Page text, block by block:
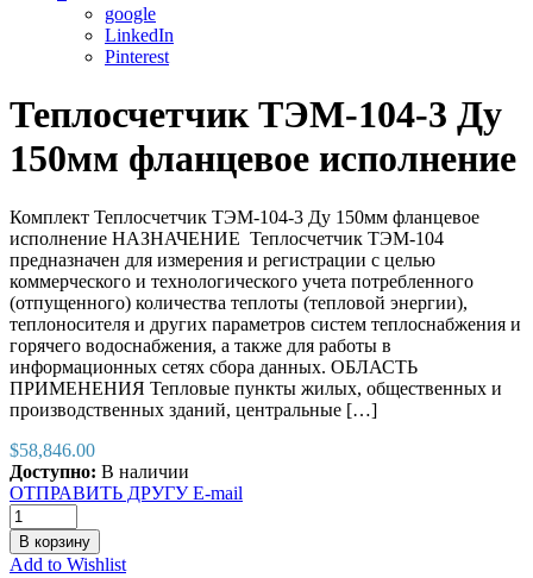
google
LinkedIn
Pinterest
Теплосчетчик ТЭМ-104-3 Ду
150мм фланцевое исполнение
Комплект Теплосчетчик ТЭМ-104-3 Ду 150мм фланцевое
исполнение НАЗНАЧЕНИЕ Теплосчетчик ТЭМ-104
предназначен для измерения и регистрации с целью
коммерческого и технологического учета потребленного
(отпущенного) количества теплоты (тепловой энергии),
теплоносителя и других параметров систем теплоснабжения и
горячего водоснабжения, а также для работы в
информационных сетях сбора данных. ОБЛАСТЬ
ПРИМЕНЕНИЯ Тепловые пункты жилых, общественных и
производственных зданий, центральные […]
$58,846.00
Доступно: В наличии
ОТПРАВИТЬ ДРУГУ E-mail
В корзину
Add to Wishlist